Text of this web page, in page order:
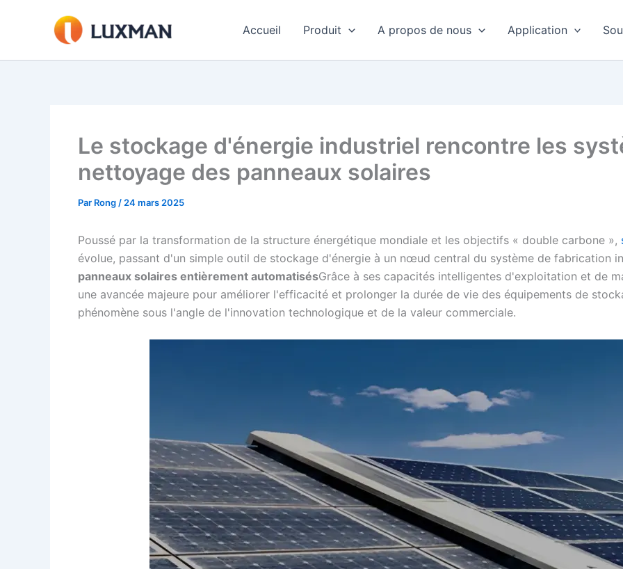
Accueil Produit A propos de nous Application
Le stockage d'énergie industriel rencontre les
nettoyage des panneaux solaires
Par Rong / 24 mars 2025
Poussé par la transformation de la structure énergétique mondiale et les objectifs « double carbone »,
évolue, passant d'un simple outil de stockage d'énergie à un nœud central du système de fabrication
panneaux solaires entièrement automatisésGrâce à ses capacités intelligentes d'exploitation et de
une avancée majeure pour améliorer l'efficacité et prolonger la durée de vie des équipements de
phénomène sous l'angle de l'innovation technologique et de la valeur commerciale.